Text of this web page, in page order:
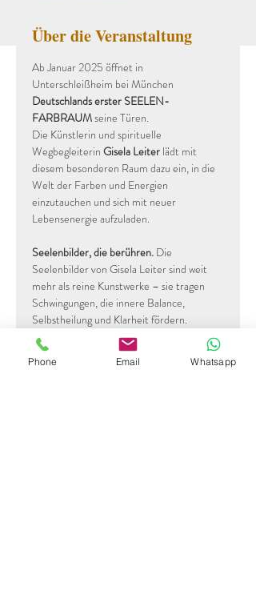
Über die Veranstaltung
Ab Januar 2025 öffnet in
Unterschleißheim bei München
Deutschlands erster SEELEN-
FARBRAUM seine Türen.
Die Künstlerin und spirituelle
Wegbegleiterin Gisela Leiter lädt mit
diesem besonderen Raum dazu ein, in die
Welt der Farben und Energien
einzutauchen und sich mit neuer
Lebensenergie aufzuladen.
Seelenbilder, die berühren. Die
Seelenbilder von Gisela Leiter sind weit
mehr als reine Kunstwerke – sie tragen
Schwingungen, die innere Balance,
Selbstheilung und Klarheit fördern.
Diese Werke entstehen aus einer tiefen
Verbindung von Intuition, Farbe und
Phone Email Whatsapp